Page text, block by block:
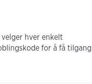
hver enkelt
for å få tilgang